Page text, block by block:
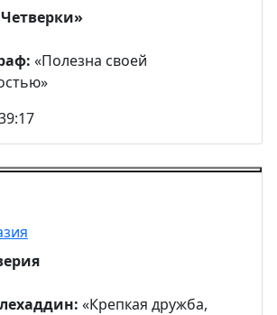
«Полезна своей
«Крепкая дружба,